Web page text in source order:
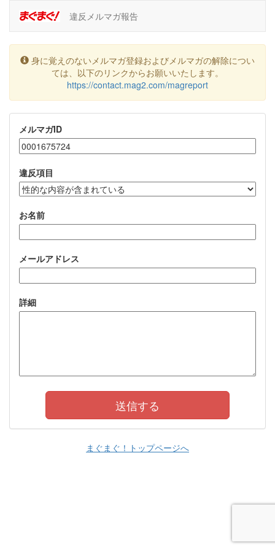
違反メルマガ報告
身に覚えのないメルマガ登録およびメルマガの解除につい
ては、以下のリンクからお願いいたします。
https://contact.mag2.com/magreport
メルマガID
違反項目
お名前
メールアドレス
詳細
まぐまぐ！トップページへ